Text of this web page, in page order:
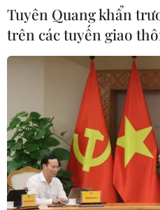
Khai mạc Ngày hội
sáng tạo Việt Nam
Tuyên Quang khẩn
trên các tuyến giao